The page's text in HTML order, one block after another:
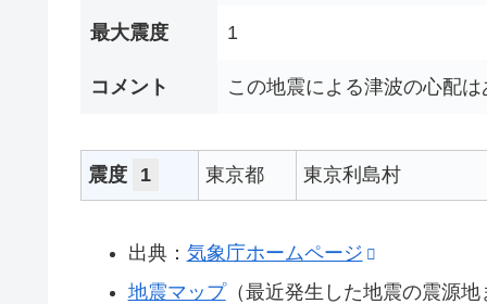
最大震度 1
コメント この地震による津波の心配
震度 1 東京都 東京利島村
出典： 気象庁ホームページ
地震マップ（最近発生した地震の震源地